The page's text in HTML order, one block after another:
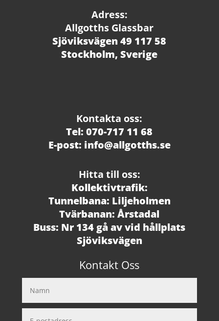
Adress:
Allgotths Glassbar
Sjöviksvägen 49 117 58
Stockholm, Sverige
Kontakta oss:
Tel: 070-717 11 68
E-post: info@allgotths.se
Hitta till oss:
Kollektivtrafik:
Tunnelbana: Liljeholmen
Tvärbanan: Årstadal
Buss: Nr 134 gå av vid hållplats
Sjöviksvägen
Kontakt Oss